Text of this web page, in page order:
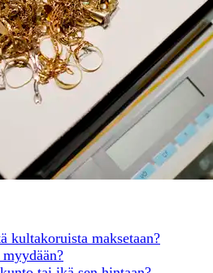
kultakoruista maksetaan?